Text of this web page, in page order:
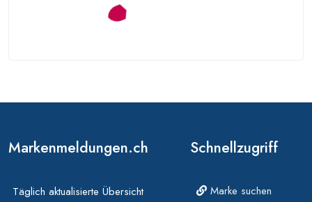
Markenmeldungen.ch
Täglich aktualisierte Übersicht
Schnellzugriff
Marke suchen